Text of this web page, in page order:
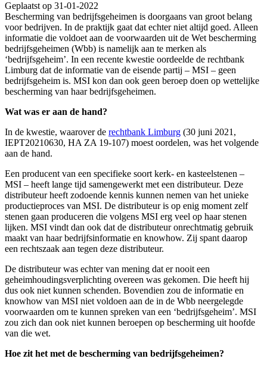
Geplaatst op 31-01-2022
Bescherming van bedrijfsgeheimen is doorgaans van groot belang
voor bedrijven. In de praktijk gaat dat echter niet altijd goed. Alleen
informatie die voldoet aan de voorwaarden uit de Wet bescherming
bedrijfsgeheimen (Wbb) is namelijk aan te merken als
‘bedrijfsgeheim’. In een recente kwestie oordeelde de rechtbank
Limburg dat de informatie van de eisende partij – MSI – geen
bedrijfsgeheim is. MSI kon dan ook geen beroep doen op wettelijke
bescherming van haar bedrijfsgeheimen.
Wat was er aan de hand?
In de kwestie, waarover de rechtbank Limburg (30 juni 2021,
IEPT20210630, HA ZA 19-107) moest oordelen, was het volgende
aan de hand.
Een producent van een specifieke soort kerk- en kasteelstenen –
MSI – heeft lange tijd samengewerkt met een distributeur. Deze
distributeur heeft zodoende kennis kunnen nemen van het unieke
productieproces van MSI. De distributeur is op enig moment zelf
stenen gaan produceren die volgens MSI erg veel op haar stenen
lijken. MSI vindt dan ook dat de distributeur onrechtmatig gebruik
maakt van haar bedrijfsinformatie en knowhow. Zij spant daarop
een rechtszaak aan tegen deze distributeur.
De distributeur was echter van mening dat er nooit een
geheimhoudingsverplichting overeen was gekomen. Die heeft hij
dus ook niet kunnen schenden. Bovendien zou de informatie en
knowhow van MSI niet voldoen aan de in de Wbb neergelegde
voorwaarden om te kunnen spreken van een ‘bedrijfsgeheim’. MSI
zou zich dan ook niet kunnen beroepen op bescherming uit hoofde
van die wet.
Hoe zit het met de bescherming van bedrijfsgeheimen?